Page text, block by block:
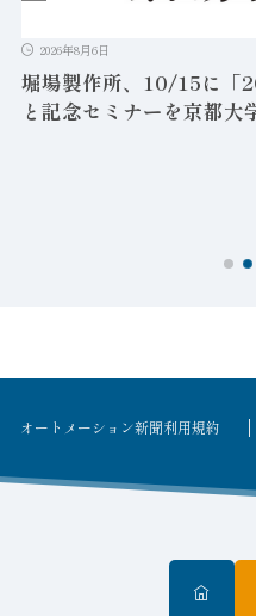
2026年8月6日
堀場製作所、10/15に「
と記念セミナーを京都大
オートメーション新聞利用規約